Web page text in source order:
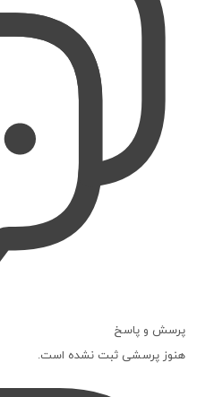
پرسش و پاسخ
هنوز پرسشی ثبت نشده است.